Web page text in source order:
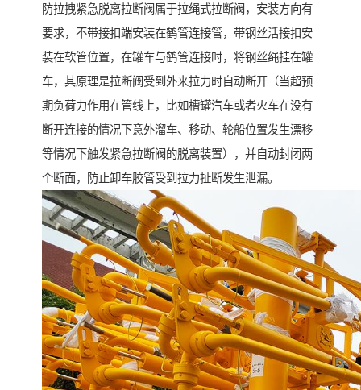
防拉拽紧急脱离拉断阀属于拉绳式拉断阀，安装方向有
要求，不带接扣端安装在鹤管连接管，带钢丝活接扣安
装在软管位置，在罐车与鹤管连接时，将钢丝绳挂在罐
车，其原理是拉断阀受到外来拉力时自动断开（当超预
期负荷力作用在管线上，比如槽罐汽车或者火车在没有
断开连接的情况下意外溜车、移动、轮船位置发生漂移
等情况下触发紧急拉断阀的脱离装置），并自动封闭两
个断面，防止卸车胶管受到拉力扯断发生泄漏。